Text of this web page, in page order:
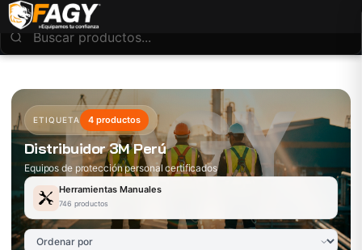
ETIQUETA 4 productos
Distribuidor 3M Perú
Equipos de protección personal certificados
Herramientas Manuales
746 productos